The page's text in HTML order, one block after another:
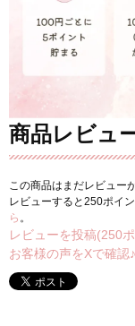
商品レビュ
この商品はまだレビュー
レビューすると250ポイ
ら 。
レビューを投稿(250
お客様の声をXで確認♪